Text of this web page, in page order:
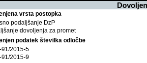
vrsta postopka
podaljšanje DzP
dovoljenja za promet
podatek številka odločbe
91/2015-5
91/2015-9